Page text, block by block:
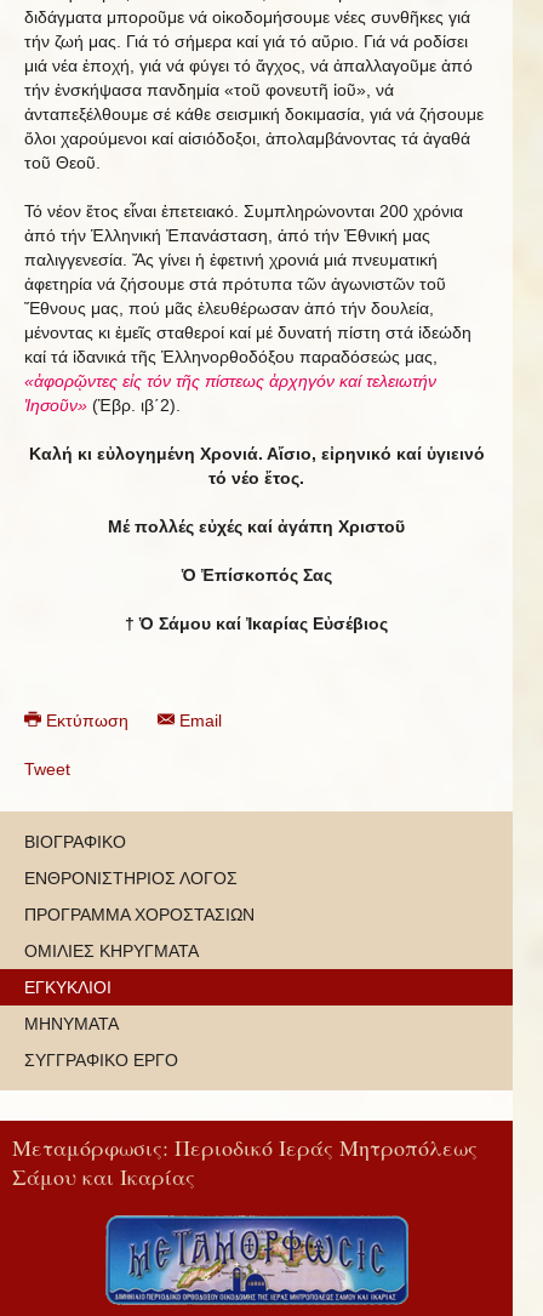
διδάγματα μποροῦμε νά οἰκοδομήσουμε νέες συνθῆκες γιά
τήν ζωή μας. Γιά τό σήμερα καί γιά τό αὔριο. Γιά νά ροδίσει
μιά νέα ἐποχή, γιά νά φύγει τό ἄγχος, νά ἀπαλλαγοῦμε ἀπό
τήν ἐνσκήψασα πανδημία «τοῦ φονευτῆ ἰοῦ», νά
ἀνταπεξέλθουμε σέ κάθε σεισμική δοκιμασία, γιά νά ζήσουμε
ὅλοι χαρούμενοι καί αἰσιόδοξοι, ἀπολαμβάνοντας τά ἀγαθά
τοῦ Θεοῦ.
Τό νέον ἔτος εἶναι ἐπετειακό. Συμπληρώνονται 200 χρόνια
ἀπό τήν Ἑλληνική Ἐπανάσταση, ἀπό τήν Ἐθνική μας
παλιγγενεσία. Ἄς γίνει ἡ ἐφετινή χρονιά μιά πνευματική
ἀφετηρία νά ζήσουμε στά πρότυπα τῶν ἀγωνιστῶν τοῦ
Ἔθνους μας, πού μᾶς ἐλευθέρωσαν ἀπό τήν δουλεία,
μένοντας κι ἐμεῖς σταθεροί καί μέ δυνατή πίστη στά ἰδεώδη
καί τά ἰδανικά τῆς Ἑλληνορθοδόξου παραδόσεώς μας,
«ἀφορῷντες εἰς τόν τῆς πίστεως ἀρχηγόν καί τελειωτήν
Ἰησοῦν» (Ἑβρ. ιβ΄2).
Καλή κι εὐλογημένη Χρονιά. Αἴσιο, εἰρηνικό καί ὑγιεινό
τό νέο ἔτος.
Μέ πολλές εὐχές καί ἀγάπη Χριστοῦ
Ὁ Ἐπίσκοπός Σας
† Ὁ Σάμου καί Ἰκαρίας Εὐσέβιος
Εκτύπωση Email
Tweet
ΒΙΟΓΡΑΦΙΚΟ
ΕΝΘΡΟΝΙΣΤΗΡΙΟΣ ΛΟΓΟΣ
ΠΡΟΓΡΑΜΜΑ ΧΟΡΟΣΤΑΣΙΩΝ
ΟΜΙΛΙΕΣ ΚΗΡΥΓΜΑΤΑ
ΕΓΚΥΚΛΙΟΙ
ΜΗΝΥΜΑΤΑ
ΣΥΓΓΡΑΦΙΚΟ ΕΡΓΟ
Μεταμόρφωσις: Περιοδικό Ιεράς Μητροπόλεως
Σάμου και Ικαρίας